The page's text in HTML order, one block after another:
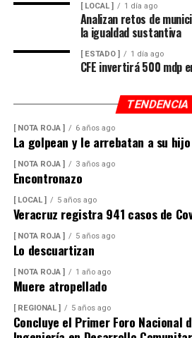
[ LOCAL ] 1 día ago
Analizan retos de
la igualdad sustantiva
[ ESTADO ] 1 día ago
CFE invertirá 500 mdp
TENDENCIA
[ NOTA ROJA ] 6 años ago
La golpean y le arrebatan a su hijo
[ NOTA ROJA ] 3 años ago
Encontronazo
[ LOCAL ] 5 años ago
Veracruz registra 941 casos de
[ NOTA ROJA ] 5 años ago
Lo descuartizan
[ NOTA ROJA ] 1 año ago
Muere atropellado
[ REGIONAL ] 5 años ago
Concluye el Primer Foro Nacional